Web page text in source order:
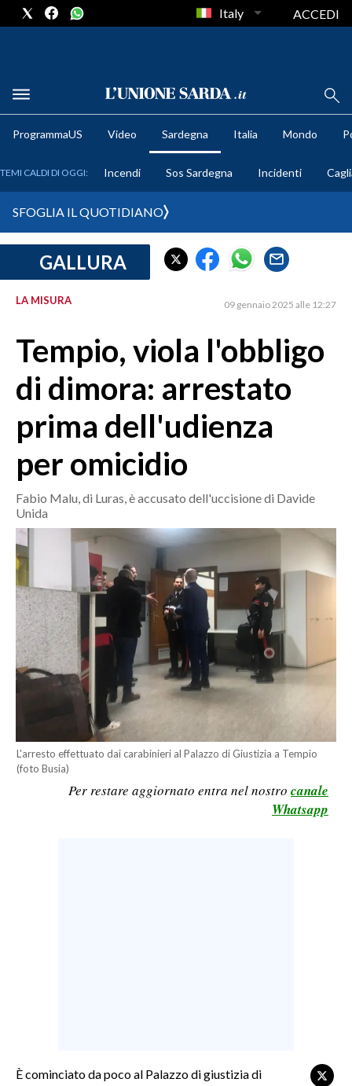
METEO
CRONACA SARDEGNA
MEDIO CAMPIDANO
ORISTANO E PROVINCIA
GALLURA
NUORO E PROVINCIA
OGLIASTRA
AGENDA
ITALIA
MONDO
POLITICA
ECONOMIA
SERVIZI ALLE IMPRESE
BANDI
SPORT IN SARDEGNA
Italy ACCEDI
ProgrammaUS Video Sardegna Italia Mondo
TEMI CALDI DI OGGI: Incendi Sos Sardegna Incidenti
SFOGLIA IL QUOTIDIANO
GALLURA
LA MISURA 09 gennaio 2025 alle 12:27
Tempio, viola l'obbligo
di dimora: arrestato
prima dell'udienza
per omicidio
Fabio Malu, di Luras, è accusato dell'uccisione di Davide
Unida
L'arresto effettuato dai carabinieri al Palazzo di Giustizia a Tempio
(foto Busia)
Per restare aggiornato entra nel nostro canale
Whatsapp
È cominciato da poco al Palazzo di giustizia di